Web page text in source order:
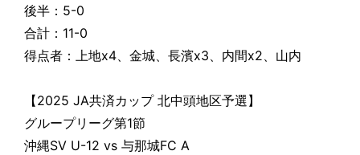
後半：5-0
合計：11-0
得点者：上地x4、金城、長濱x3、内間x2、山内
【2025 JA共済カップ 北中頭地区予選】
グループリーグ第1節
沖縄SV U-12 vs 与那城FC A